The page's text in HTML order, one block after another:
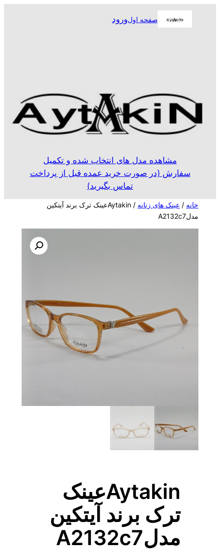
صفحه اولورود
مشاهده مدل های انتخاب شده و تکمیل
سفارش (در صورت خرید عمده قبل از پرداخت
تماس بگیرید)
خانه / عینک های زنانه
/ Aytakinعینک ترک برند آیتکین
مدلA2132c7
Aytakinعینک
ترک برند آیتکین
مدلA2132c7